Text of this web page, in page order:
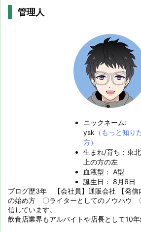
管理人
ニックネーム:
ysk （もっと知り
方）
生まれ/育ち：東
上の方の左
血液型： A型
誕生日： 8月6日
ブログ歴3年 【会社員】通販会社 【発信
の始め方 〇ライターとしてのノウハウ
信しています。
飲食店業界もアルバイトや店長として10